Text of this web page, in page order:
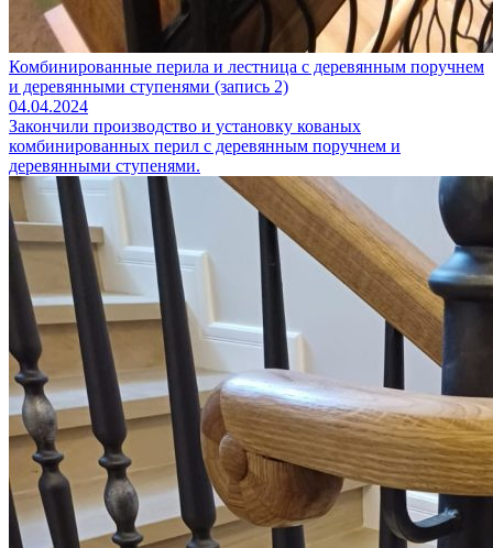
Комбинированные перила и лестница с деревянным поручнем
и деревянными ступенями (запись 2)
04.04.2024
Закончили производство и установку кованых
комбинированных перил с деревянным поручнем и
деревянными ступенями.